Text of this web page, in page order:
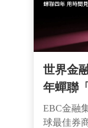
世界金
年蟬聯
EBC金融
球最佳券